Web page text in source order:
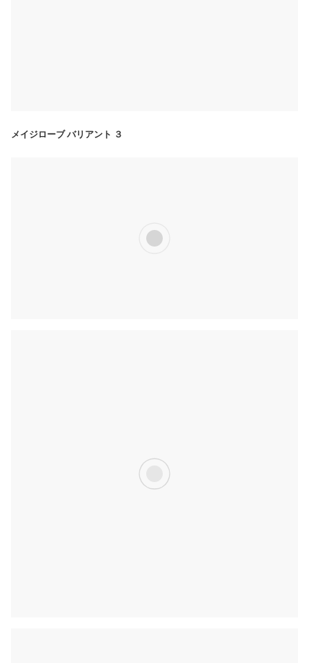
メイジローブ バリアント ３